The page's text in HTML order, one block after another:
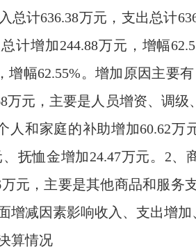
计636.38万元，支出总计
计增加244.88万元，增幅
增幅62.55%。增加原因主要
万元，主要是人员增资、调级
人和家庭的补助增加60.62万
、抚恤金增加24.47万元。2、
万元，主要是其他商品和服务
增减因素影响收入、支出增加
算情况